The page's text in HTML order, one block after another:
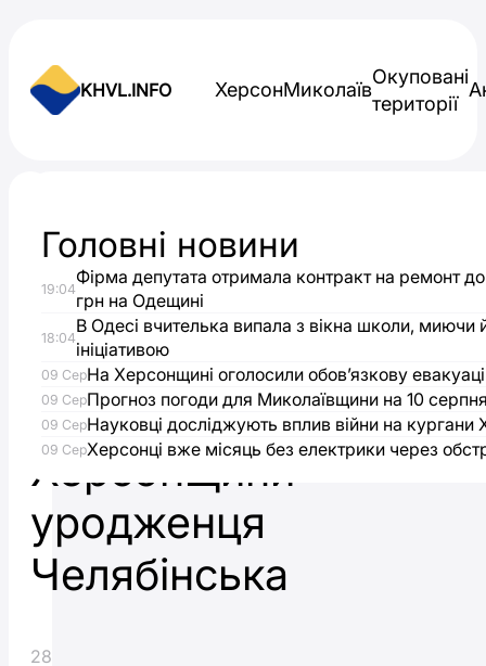
KHVL.INFO ХерсонМиколаїв
Окуповані
території
Окупанти
призначили
новим
“прем’єром”
Херсонщини
уродженця
Челябінська
28
Головні новини
19:04
Фірма депутата отримала контракт на ремонт
грн на Одещині
18:04
В Одесі вчителька випала з вікна школи, миючи
ініціативою
09 СерНа Херсонщині оголосили обов’язкову
09 СерПрогноз погоди для Миколаївщини на 10
09 СерНауковці досліджують вплив війни на
09 СерХерсонці вже місяць без електрики через